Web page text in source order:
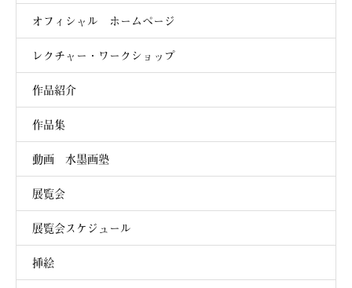
オフィシャル ホームページ
レクチャー・ワークショップ
作品紹介
作品集
動画 水墨画塾
展覧会
展覧会スケジュール
挿絵